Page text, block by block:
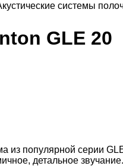
системы
GLE 20
из популярной серии
детальное звучание.